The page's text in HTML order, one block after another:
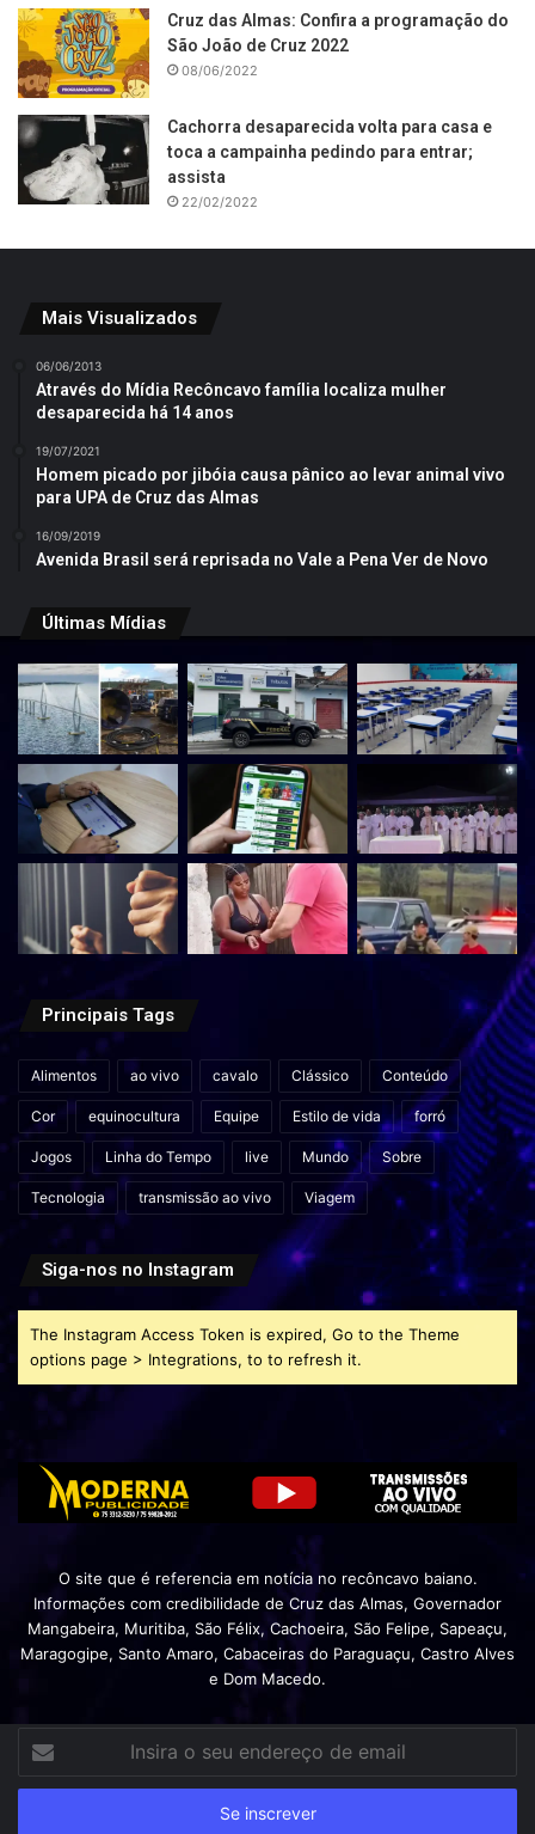
Cruz das Almas: Confira a programação do
São João de Cruz 2022
08/06/2022
Cachorra desaparecida volta para casa e
toca a campainha pedindo para entrar;
assista
22/02/2022
Mais Visualizados
06/06/2013
Através do Mídia Recôncavo família localiza mulher
desaparecida há 14 anos
19/07/2021
Homem picado por jibóia causa pânico ao levar animal vivo
para UPA de Cruz das Almas
16/09/2019
Avenida Brasil será reprisada no Vale a Pena Ver de Novo
Últimas Mídias
Principais Tags
Alimentos ao vivo cavalo Clássico Conteúdo
Cor equinocultura Equipe Estilo de vida forró
Jogos Linha do Tempo live Mundo Sobre
Tecnologia transmissão ao vivo Viagem
Siga-nos no Instagram
The Instagram Access Token is expired, Go to the Theme
options page > Integrations, to to refresh it.
O site que é referencia em notícia no recôncavo baiano.
Informações com credibilidade de Cruz das Almas, Governador
Mangabeira, Muritiba, São Félix, Cachoeira, São Felipe, Sapeaçu,
Maragogipe, Santo Amaro, Cabaceiras do Paraguaçu, Castro Alves
e Dom Macedo.
seu